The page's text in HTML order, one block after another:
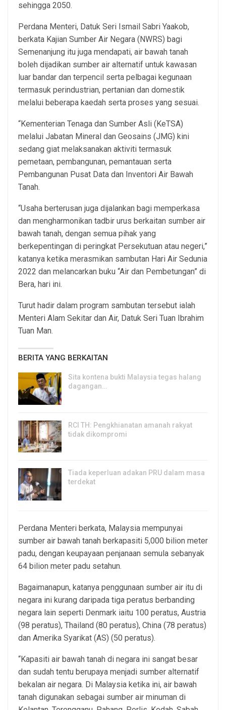
sehingga 2050.
Perdana Menteri, Datuk Seri Ismail Sabri Yaakob,
berkata Kajian Sumber Air Negara (NWRS) bagi
Semenanjung itu juga mendapati, air bawah tanah
boleh dijadikan sumber air alternatif untuk kawasan
luar bandar dan terpencil serta pelbagai kegunaan
termasuk perindustrian, pertanian dan domestik
melalui beberapa kaedah serta proses yang sesuai.
“Kementerian Tenaga dan Sumber Asli (KeTSA)
melalui Jabatan Mineral dan Geosains (JMG) kini
sedang giat melaksanakan aktiviti termasuk
pemetaan, pembangunan, pemantauan serta
Pembangunan Pusat Data dan Inventori Air Bawah
Tanah.
“Usaha berterusan juga dijalankan bagi memperkasa
dan mengharmonikan tadbir urus berkaitan sumber air
bawah tanah, dengan semua pihak yang
berkepentingan di peringkat Persekutuan atau negeri,”
katanya ketika merasmikan sambutan Hari Air Sedunia
2022 dan melancarkan buku “Air dan Pembetungan” di
Bera, hari ini.
Turut hadir dalam program sambutan tersebut ialah
Menteri Alam Sekitar dan Air, Datuk Seri Tuan Ibrahim
Tuan Man.
BERITA YANG BERKAITAN
Sita kontena bukti Malaysia tegas halang
dagangan…
RCI TH: Pengkhianatan amanah rakyat
tidak dikompromi
Tiada keperluan adakan PRU dalam masa
terdekat
Perdana Menteri berkata, Malaysia mempunyai
sumber air bawah tanah berkapasiti 5,000 bilion meter
padu, dengan keupayaan penjanaan semula sebanyak
64 bilion meter padu setahun.
Bagaimanapun, katanya penggunaan sumber air itu di
negara ini kurang daripada tiga peratus berbanding
negara lain seperti Denmark iaitu 100 peratus, Austria
(98 peratus), Thailand (80 peratus), China (78 peratus)
dan Amerika Syarikat (AS) (50 peratus).
“Kapasiti air bawah tanah di negara ini sangat besar
dan sudah tentu berupaya menjadi sumber alternatif
bekalan air negara. Di Malaysia ketika ini, air bawah
tanah digunakan sebagai sumber air minuman di